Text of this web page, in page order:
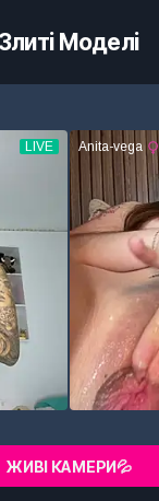
Злиті Моделі
ЖИВІ КАМЕРИ💦